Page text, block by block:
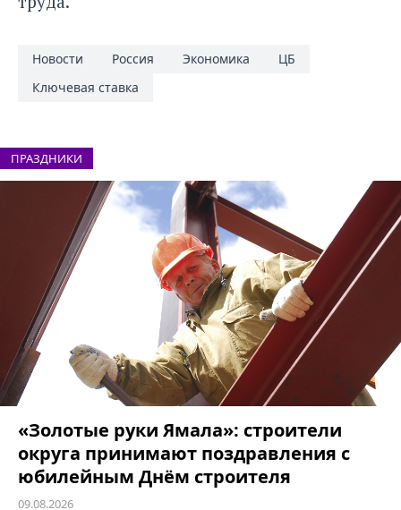
Новости Россия Экономика
ЦБ
Ключевая ставка
ПРАЗДНИКИ
«Золотые руки Ямала»: строители
округа принимают поздравления с
юбилейным Днём строителя
09.08.2026